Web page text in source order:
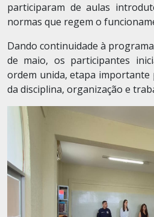
participaram de aulas
normas que regem o
Dando continuidade à
de maio, os participantes
ordem unida, etapa importante
da disciplina, organização e